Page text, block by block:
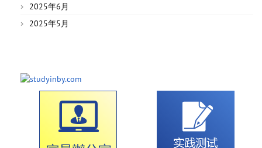
2025年6月
2025年5月